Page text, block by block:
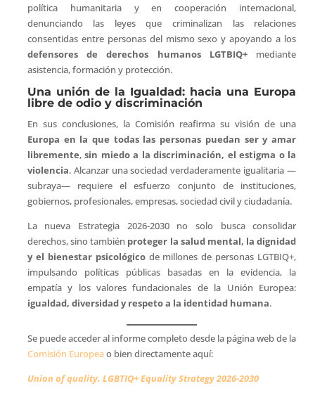
política humanitaria y en cooperación internacional,
denunciando las leyes que criminalizan las relaciones
consentidas entre personas del mismo sexo y apoyando a los
defensores de derechos humanos LGTBIQ+mediante
asistencia, formación y protección.
Una unión de la Igualdad: hacia una Europa
libre de odio y discriminación
En sus conclusiones, la Comisión reafirma su visión de una
Europa en la que todas las personas puedan ser y amar
libremente,sin miedo a la discriminación, el estigma o la
violencia. Alcanzar una sociedad verdaderamente igualitaria —
subraya— requiere el esfuerzo conjunto de instituciones,
gobiernos, profesionales, empresas, sociedad civil y ciudadanía.
La nueva Estrategia 2026-2030 no solo busca consolidar
derechos, sino también proteger la salud mental, la dignidad
y el bienestar psicológicode millones de personas LGTBIQ+,
impulsando políticas públicas basadas en la evidencia, la
empatía y los valores fundacionales de la Unión Europea:
igualdad, diversidad y respeto a la identidad humana.
Se puede acceder al informe completo desde la página web de la
Comisión Europeao bien directamente aquí:
Union of quality. LGBTIQ+ Equality Strategy 2026-2030